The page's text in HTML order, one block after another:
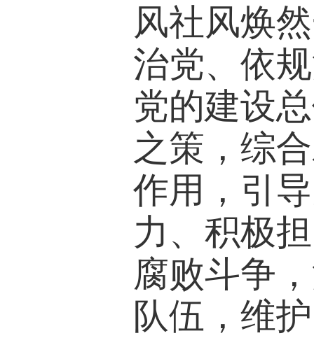
风社风焕
治党、依
党的建设
之策，综
作用，引
力、积极
腐败斗争
队伍，维